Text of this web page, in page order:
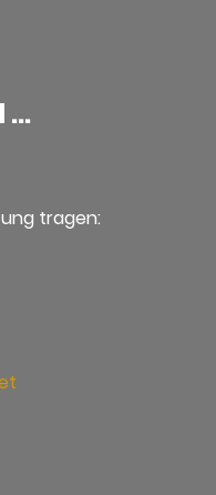
...
tragen: